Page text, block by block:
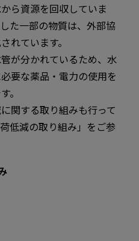
ら資源を回収していま
た一部の物質は、外部協
れています。
が分かれているため、水
要な薬品・電力の使用を
。
関する取り組みも行って
低減の取り組み」をご参